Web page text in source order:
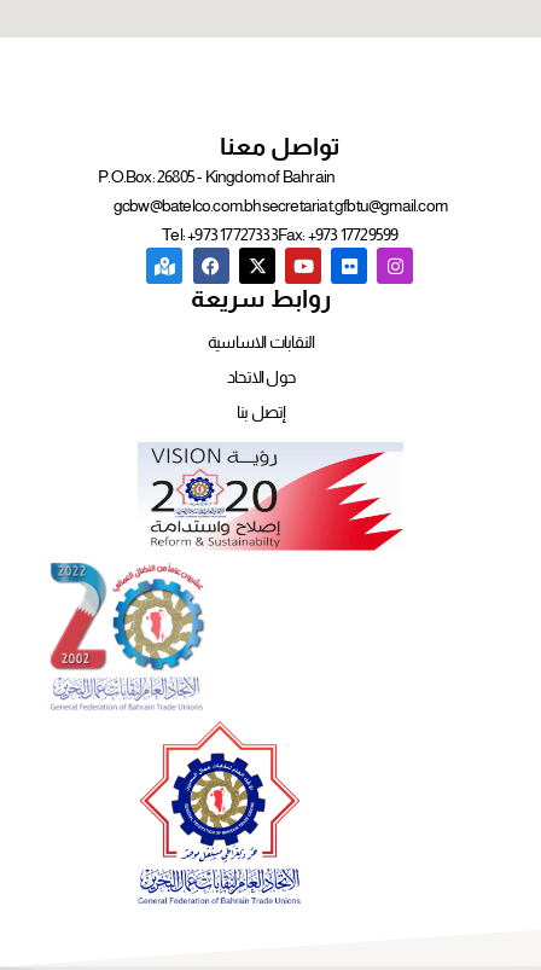
تواصل معنا
P.O.Box: 26805 - Kingdom of Bahrain
gcbw@batelco.com.bhsecretariat.gfbtu@gmail.com
Tel: +973 17727333Fax: +973 17729599
روابط سريعة
النقابات الاساسية
حول الاتحاد
إتصل بنا